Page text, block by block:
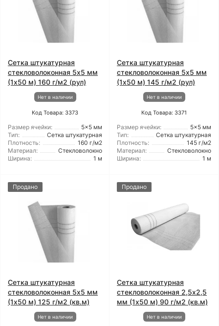
Сетка штукатурная
стекловолоконная 5x5 мм
(1x50 м) 160 г/м2 (рул)
Нет в наличии
Код Товара: 3373
Размер ячейки:
5x5 мм
Тип:
Сетка штукатурная
Плотность:
160 г/м2
Материал:
Стекловолокно
Ширина:
1 м
Сетка штукатурная
стекловолоконная 5x5 мм
(1x50 м) 145 г/м2 (рул)
Нет в наличии
Код Товара: 3371
Размер ячейки:
5x5 мм
Тип:
Сетка штукатурная
Плотность:
145 г/м2
Материал:
Стекловолокно
Ширина:
1 м
Продано
Сетка штукатурная
стекловолоконная 5x5 мм
(1x50 м) 125 г/м2 (кв.м)
Нет в наличии
Продано
Сетка штукатурная
стекловолоконная 2,5x2,5
мм (1x50 м) 90 г/м2 (кв.м)
Нет в наличии